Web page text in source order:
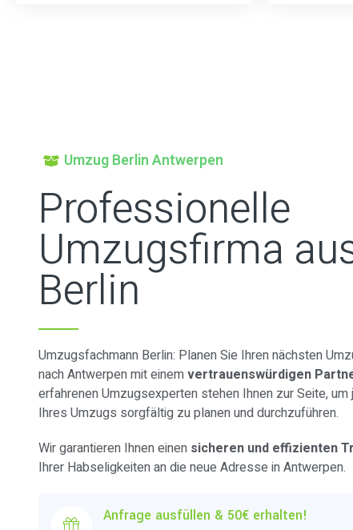
Umzug Berlin Antwerpen
Professionelle
Umzugsfirma
Berlin
Umzugsfachmann Berlin: Planen Sie Ihren nächsten
nach Antwerpen mit einemvertrauenswürdigen
erfahrenen Umzugsexperten stehen Ihnen zur Seite, um
Ihres Umzugs sorgfältig zu planen und durchzuführen.
Wir garantieren Ihnen einen sicheren und effizienten
Ihrer Habseligkeiten an die neue Adresse in Antwerpen.
Anfrage ausfüllen & 50€ erhalten!